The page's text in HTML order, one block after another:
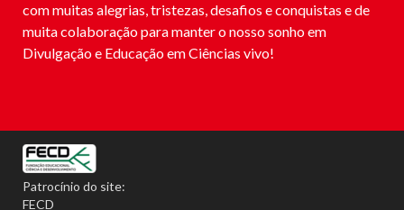
com muitas alegrias, tristezas, desafios e conquistas e de
muita colaboração para manter o nosso sonho em
Divulgação e Educação em Ciências vivo!
Patrocínio do site:
FECD